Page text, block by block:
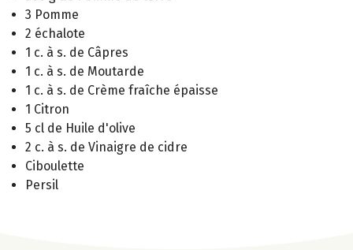
3 Pomme
2 échalote
1 c. à s. de Câpres
1 c. à s. de Moutarde
1 c. à s. de Crème fraîche épaisse
1 Citron
5 cl de Huile d'olive
2 c. à s. de Vinaigre de cidre
Ciboulette
Persil